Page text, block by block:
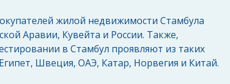
жилой недвижимости Стамбула
Аравии, Кувейта и России. Также,
в Стамбул проявляют из таких
Швеция, ОАЭ, Катар, Норвегия и Китай.